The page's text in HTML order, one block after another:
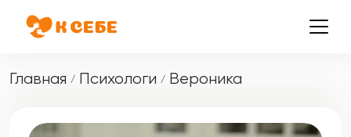
Главная / Психологи / Вероника